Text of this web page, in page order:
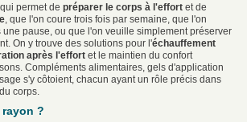
permet de préparer le corps à l'effort et de
, que l'on coure trois fois par semaine, que l'on
pause, ou que l'on veuille simplement préserver
On y trouve des solutions pour l'échauffement
après l'effort et le maintien du confort
Compléments alimentaires, gels d'application
s'y côtoient, chacun ayant un rôle précis dans
corps.
?